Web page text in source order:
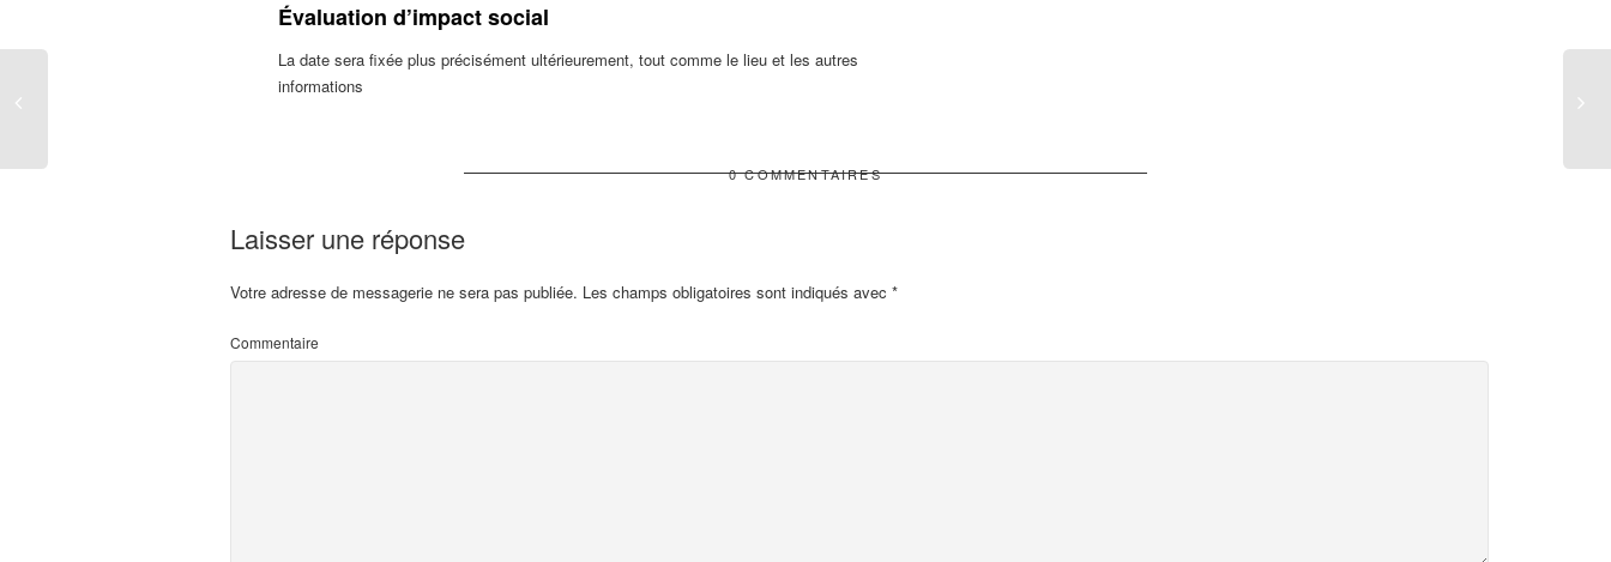
Évaluation d’impact social
La date sera fixée plus précisément ultérieurement, tout comme le lieu et les autres
informations
0 COMMENTAIRES
Laisser une réponse
Votre adresse de messagerie ne sera pas publiée. Les champs obligatoires sont indiqués avec *
Commentaire